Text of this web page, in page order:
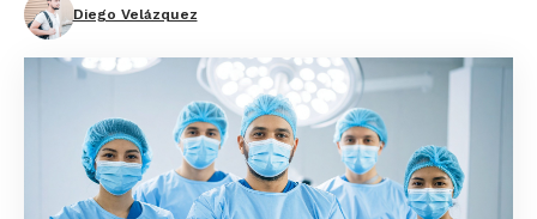
Diego Velázquez